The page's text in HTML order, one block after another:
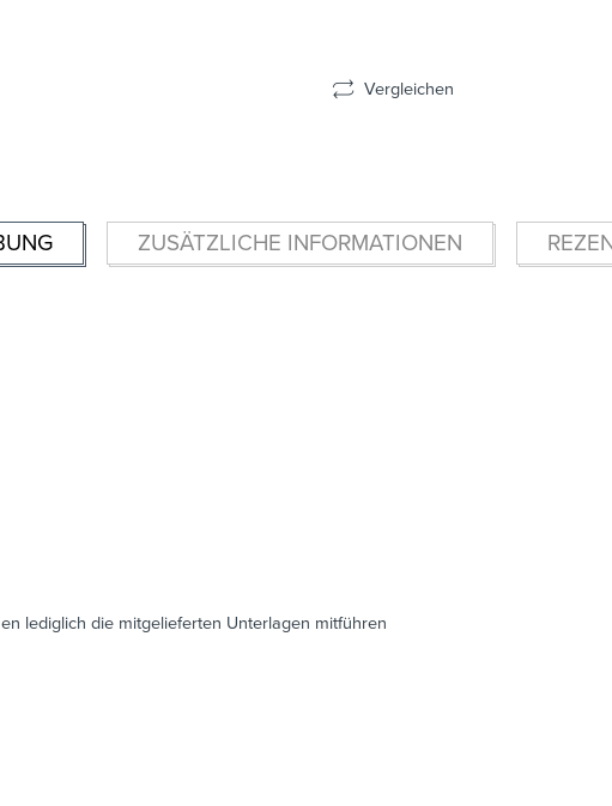
Vergleichen
ZUSÄTZLICHE INFORMATIONEN
lediglich die mitgelieferten Unterlagen mitführen